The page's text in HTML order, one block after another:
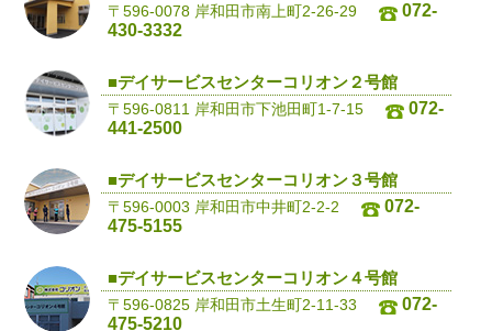
〒596-0078 岸和田市南上町2-26-29
072-
430-3332
■デイサービスセンターコリオン２号館
〒596-0811 岸和田市下池田町1-7-15
072-
441-2500
■デイサービスセンターコリオン３号館
〒596-0003 岸和田市中井町2-2-2
072-
475-5155
■デイサービスセンターコリオン４号館
〒596-0825 岸和田市土生町2-11-33
072-
475-5210